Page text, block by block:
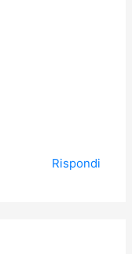
Rispondi